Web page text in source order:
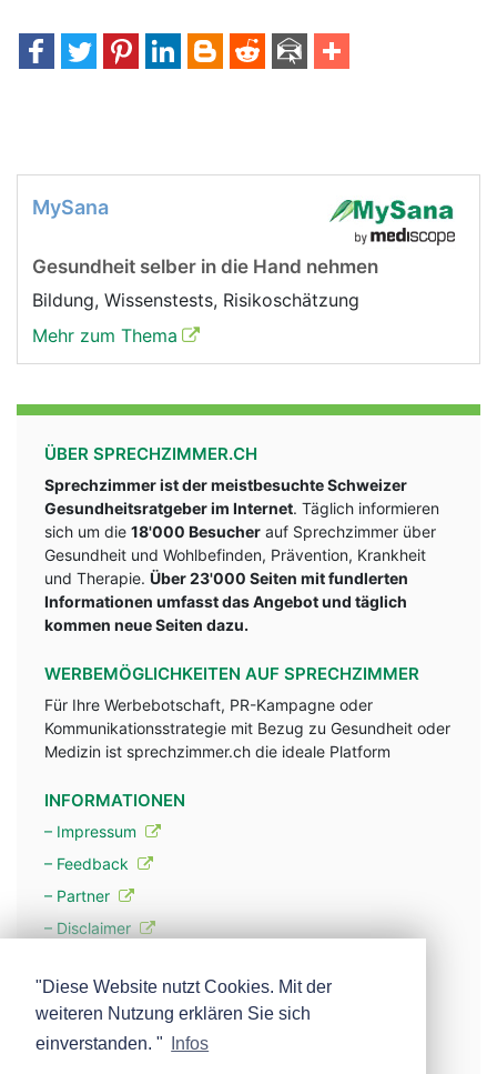
MySana
Gesundheit selber in die Hand nehmen
Bildung, Wissenstests, Risikoschätzung
Mehr zum Thema
ÜBER SPRECHZIMMER.CH
Sprechzimmer ist der meistbesuchte Schweizer
Gesundheitsratgeber im Internet. Täglich informieren
sich um die 18'000 Besucher auf Sprechzimmer über
Gesundheit und Wohlbefinden, Prävention, Krankheit
und Therapie. Über 23'000 Seiten mit fundlerten
Informationen umfasst das Angebot und täglich
kommen neue Seiten dazu.
WERBEMÖGLICHKEITEN AUF SPRECHZIMMER
Für Ihre Werbebotschaft, PR-Kampagne oder
Kommunikationsstrategie mit Bezug zu Gesundheit oder
Medizin ist sprechzimmer.ch die ideale Platform
INFORMATIONEN
– Impressum
– Feedback
– Partner
– Disclaimer
– Werbung
– Mehr über unsere Experten
"Diese Website nutzt Cookies. Mit der
weiteren Nutzung erklären Sie sich
einverstanden. "
Infos